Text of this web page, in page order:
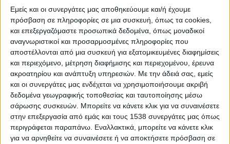
Εμείς και οι συνεργάτες μας αποθηκεύουμε και/ή έχουμε
πρόσβαση σε πληροφορίες σε μια συσκευή, όπως τα cookies,
και επεξεργαζόμαστε προσωπικά δεδομένα, όπως μοναδικοί
αναγνωριστικοί και προσαρμοσμένες πληροφορίες που
αποστέλλονται από μια συσκευή για εξατομικευμένες διαφημίσεις
και περιεχόμενο, μέτρηση διαφήμισης και περιεχομένου, έρευνα
ακροατηρίου και ανάπτυξη υπηρεσιών. Με την άδειά σας, εμείς
και οι συνεργάτες μας ενδέχεται να χρησιμοποιήσουμε ακριβή
δεδομένα γεωγραφικής τοποθεσίας και ταυτοποίησης μέσω
σάρωσης συσκευών. Μπορείτε να κάνετε κλικ για να συναινέσετε
στην επεξεργασία από εμάς και τους 1538 συνεργάτες μας όπως
περιγράφεται παραπάνω. Εναλλακτικά, μπορείτε να κάνετε κλικ
για να αρνηθείτε να συναινέσετε ή να αποκτήσετε πρόσβαση σε
βιωματικό πρόγραμμα «Εικονικής Επιχείρησης»
Το JA Greece διοργανώνει ημερίδα για εκπαιδευτικούς
που ενδιαφέρονται για τα προγράμματα μαθητικής
επιχειρηματικότητας του οργανισμού